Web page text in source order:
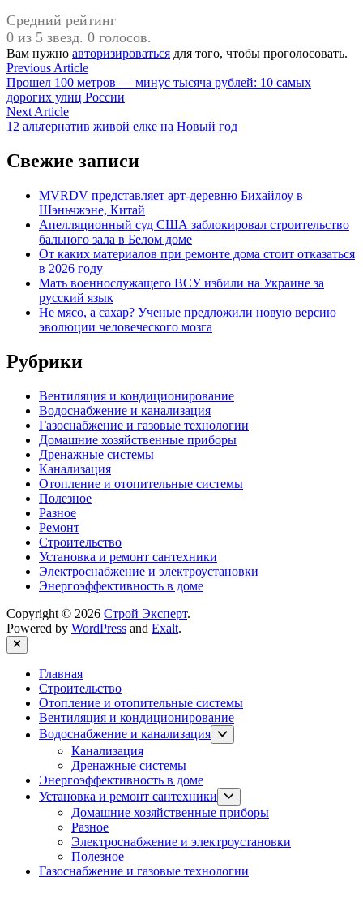
Средний рейтинг
0 из 5 звезд. 0 голосов.
Вам нужно авторизироваться для того, чтобы проголосовать.
Навигация
по
записям
Previous ArticlePrevious
article:
Прошел 100 метров — минус тысяча рублей: 10 самых
дорогих улиц России
Next ArticleNext
article:
12 альтернатив живой елке на Новый год
Свежие записи
MVRDV представляет арт-деревню Бихайлоу в
Шэньчжэне, Китай
Апелляционный суд США заблокировал строительство
бального зала в Белом доме
От каких материалов при ремонте дома стоит отказаться
в 2026 году
Мать военнослужащего ВСУ избили на Украине за
русский язык
Не мясо, а сахар? Ученые предложили новую версию
эволюции человеческого мозга
Рубрики
Вентиляция и кондиционирование
Водоснабжение и канализация
Газоснабжение и газовые технологии
Домашние хозяйственные приборы
Дренажные системы
Канализация
Отопление и отопительные системы
Полезное
Разное
Ремонт
Строительство
Установка и ремонт сантехники
Электроснабжение и электроустановки
Энергоэффективность в доме
Copyright © 2026 Строй Эксперт.
Powered by WordPress and Exalt.
Close
Главная
Строительство
Отопление и отопительные системы
Вентиляция и кондиционирование
Водоснабжение и канализация
Show
sub
Канализация
Дренажные системы
Энергоэффективность в доме
Установка и ремонт сантехники
sub
menu
Домашние хозяйственные приборы
Разное
Электроснабжение и электроустановки
Полезное
Газоснабжение и газовые технологии